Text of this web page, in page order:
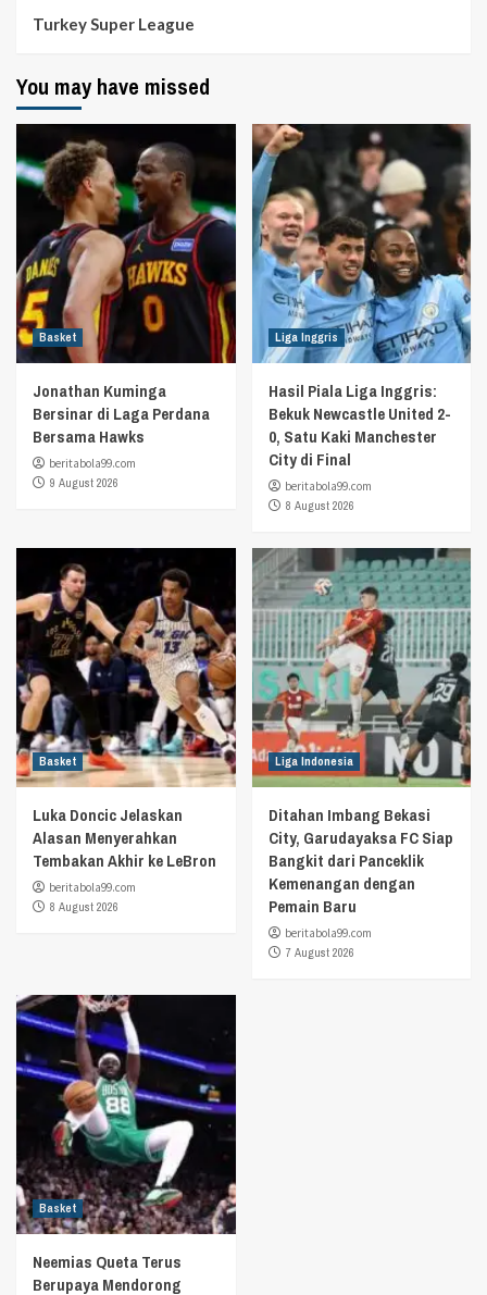
Turkey Super League
You may have missed
Basket
Jonathan Kuminga
Bersinar di Laga Perdana
Bersama Hawks
beritabola99.com
9 August 2026
Liga Inggris
Hasil Piala Liga Inggris:
Bekuk Newcastle United 2-
0, Satu Kaki Manchester
City di Final
beritabola99.com
8 August 2026
Basket
Luka Doncic Jelaskan
Alasan Menyerahkan
Tembakan Akhir ke LeBron
beritabola99.com
8 August 2026
Liga Indonesia
Ditahan Imbang Bekasi
City, Garudayaksa FC Siap
Bangkit dari Panceklik
Kemenangan dengan
Pemain Baru
beritabola99.com
7 August 2026
Basket
Neemias Queta Terus
Berupaya Mendorong